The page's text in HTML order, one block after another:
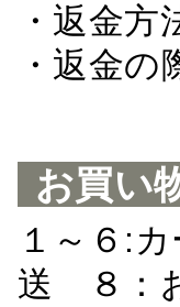
・返金
・返金
お買い
１～６:
送 ８：